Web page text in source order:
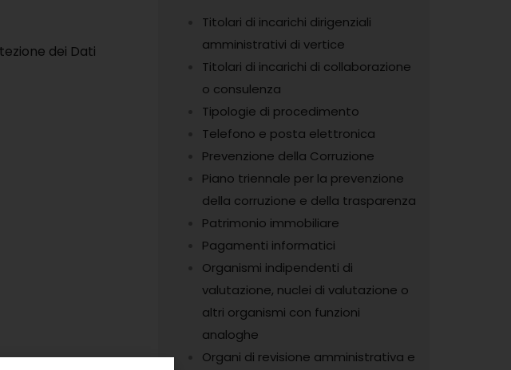
dei Dati
Titolari di incarichi dirigenziali
amministrativi di vertice
Titolari di incarichi di collaborazione
o consulenza
Tipologie di procedimento
Telefono e posta elettronica
Prevenzione della Corruzione
Piano triennale per la prevenzione
della corruzione e della trasparenza
Patrimonio immobiliare
Pagamenti informatici
Organismi indipendenti di
valutazione, nuclei di valutazione o
altri organismi con funzioni
analoghe
Organi di revisione amministrativa e